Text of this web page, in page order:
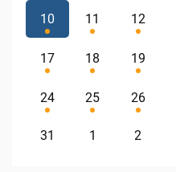
10 11 12
17 18 19
24 25 26
31 1 2